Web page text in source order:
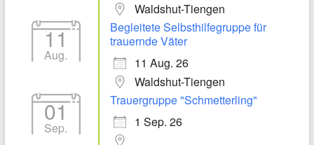
Waldshut-Tiengen
11
Aug.
Begleitete Selbsthilfegruppe für
trauernde Väter
11 Aug. 26
Waldshut-Tiengen
01
Sep.
Trauergruppe "Schmetterling"
1 Sep. 26